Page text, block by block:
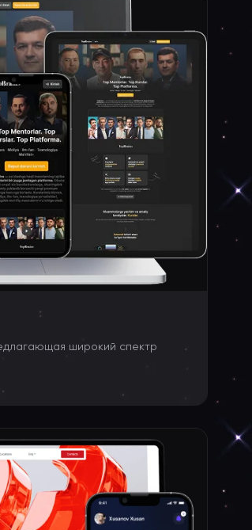
широкий спектр